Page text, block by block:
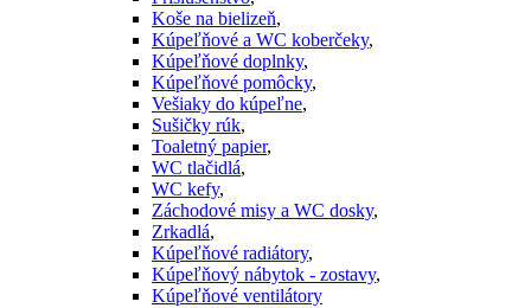
Koše na bielizeň,
Kúpeľňové a WC koberčeky,
Kúpeľňové doplnky,
Kúpeľňové pomôcky,
Vešiaky do kúpeľne,
Sušičky rúk,
Toaletný papier,
WC tlačidlá,
WC kefy,
Záchodové misy a WC dosky,
Zrkadlá,
Kúpeľňové radiátory,
Kúpeľňový nábytok - zostavy,
Kúpeľňové ventilátory